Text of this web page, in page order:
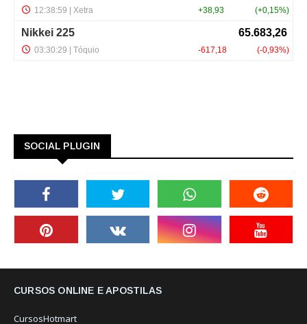
SOCIAL PLUGIN
CURSOS ONLINE E APOSTILAS
CursosHotmart